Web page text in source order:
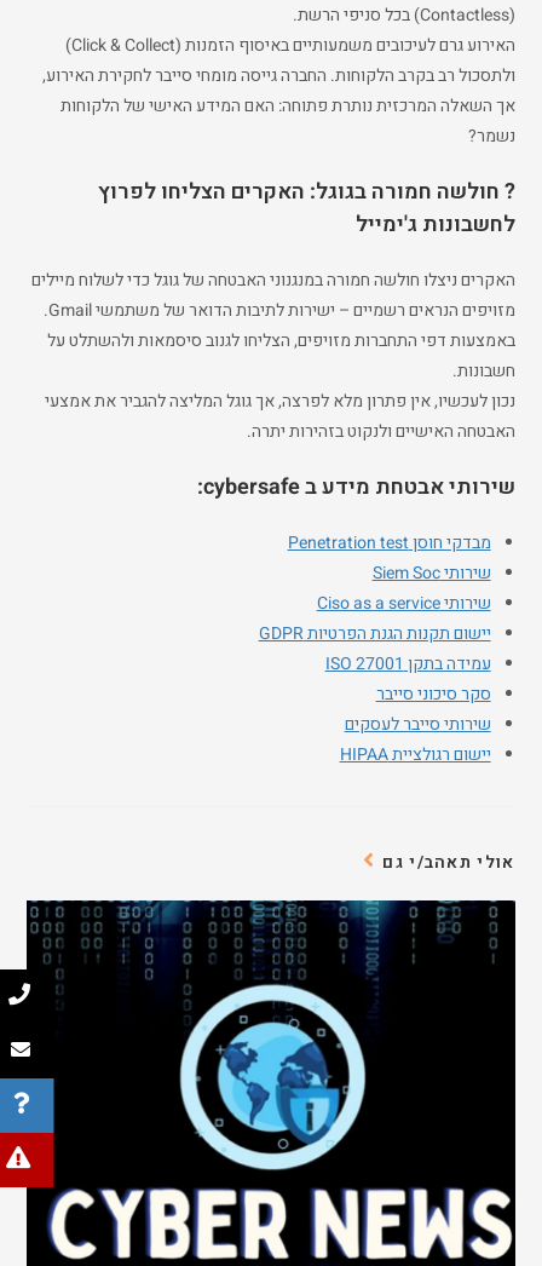
(Contactless) בכל סניפי הרשת.
האירוע גרם לעיכובים משמעותיים באיסוף הזמנות (Click & Collect)
ולתסכול רב בקרב הלקוחות. החברה גייסה מומחי סייבר לחקירת האירוע,
אך השאלה המרכזית נותרת פתוחה: האם המידע האישי של הלקוחות
נשמר?
? חולשה חמורה בגוגל: האקרים הצליחו לפרוץ
לחשבונות ג'ימייל
האקרים ניצלו חולשה חמורה במנגנוני האבטחה של גוגל כדי לשלוח מיילים
מזויפים הנראים רשמיים – ישירות לתיבות הדואר של משתמשי Gmail.
באמצעות דפי התחברות מזויפים, הצליחו לגנוב סיסמאות ולהשתלט על
חשבונות.
נכון לעכשיו, אין פתרון מלא לפרצה, אך גוגל המליצה להגביר את אמצעי
האבטחה האישיים ולנקוט בזהירות יתרה.
שירותי אבטחת מידע ב cybersafe:
מבדקי חוסן Penetration test
שירותי Siem Soc
שירותי Ciso as a service
יישום תקנות הגנת הפרטיות GDPR
עמידה בתקן ISO 27001
סקר סיכוני סייבר
שירותי סייבר לעסקים
יישום רגולציית HIPAA
אולי תאהב/י גם